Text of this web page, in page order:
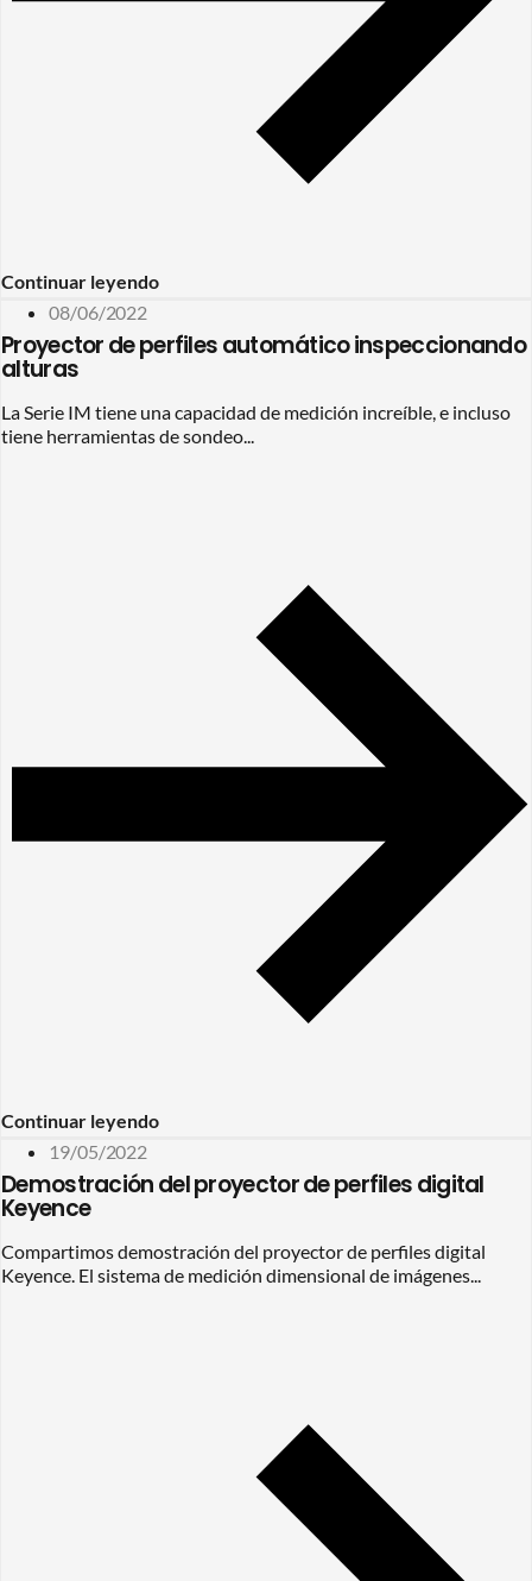
Continuar leyendo
08/06/2022
Proyector de perfiles automático inspeccionando
alturas
La Serie IM tiene una capacidad de medición increíble, e incluso
tiene herramientas de sondeo...
Continuar leyendo
19/05/2022
Demostración del proyector de perfiles digital
Keyence
Compartimos demostración del proyector de perfiles digital
Keyence. El sistema de medición dimensional de imágenes...